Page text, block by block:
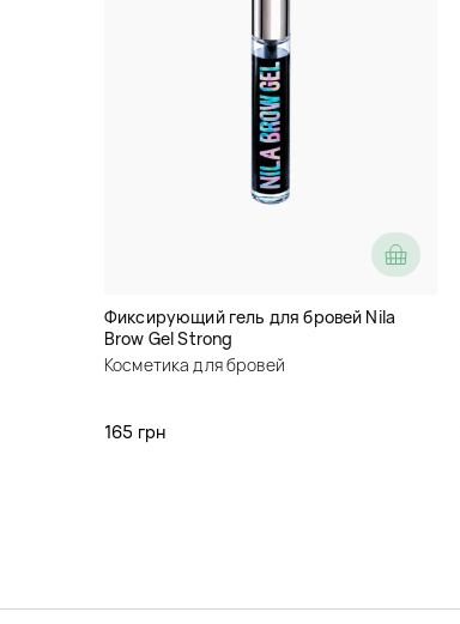
Фиксирующий гель для бровей Nila
Brow Gel Strong
Косметика для бровей
165 грн